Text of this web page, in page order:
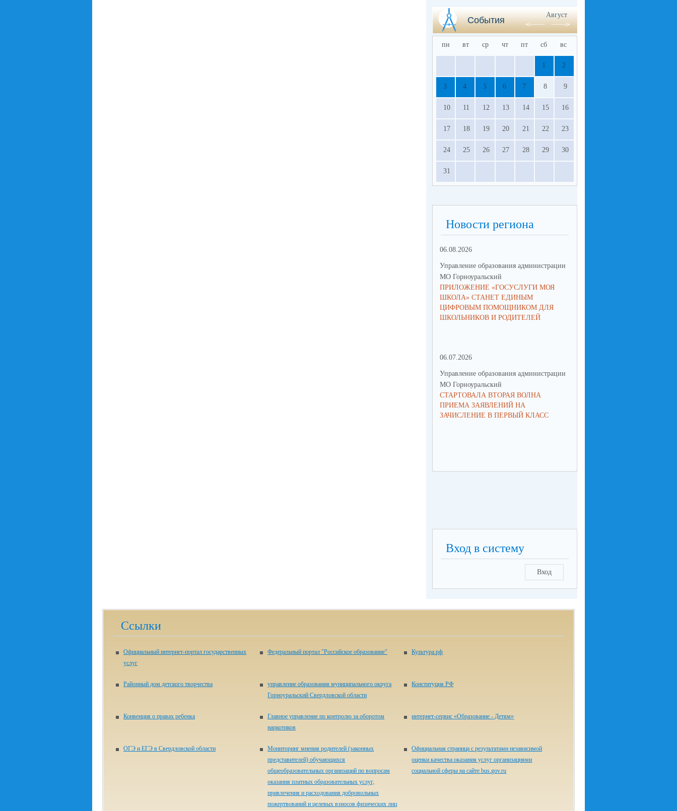
События
Август
пн вт ср чт пт сб вс
1 2
3 4 5 6 7 8 9
10 11 12 13 14 15 16
17 18 19 20 21 22 23
24 25 26 27 28 29 30
31
Новости региона
06.08.2026
Управление образования администрации
МО Горноуральский
ПРИЛОЖЕНИЕ «ГОСУСЛУГИ МОЯ
ШКОЛА» СТАНЕТ ЕДИНЫМ
ЦИФРОВЫМ ПОМОЩНИКОМ ДЛЯ
ШКОЛЬНИКОВ И РОДИТЕЛЕЙ
06.07.2026
Управление образования администрации
МО Горноуральский
СТАРТОВАЛА ВТОРАЯ ВОЛНА
ПРИЕМА ЗАЯВЛЕНИЙ НА
ЗАЧИСЛЕНИЕ В ПЕРВЫЙ КЛАСС
Вход в систему
Вход
Ссылки
Официальный интернет-портал государственных
услуг
Федеральный портал "Российское образование" Культура.рф
Районный дом детского творчества
управление образования муниципального округа
Горноуральский Свердловской области
Конституция РФ
Конвенция о правах ребенка
Главное управление по контролю за оборотом
наркотиков
ин­тер­нет-сер­вис «Об­ра­зо­ва­ние - Де­тям»
ОГЭ и ЕГЭ в Свердловской области
Мониторинг мнения родителей (законных
представителей) обучающихся
общеобразовательных организаций по вопросам
оказания платных образовательных услуг,
привлечения и расходования добровольных
пожертвований и целевых взносов физических лиц
Официальная страница с результатами независимой
оценки качества оказания услуг организациями
социальной сферы на сайте bus.gov.ru